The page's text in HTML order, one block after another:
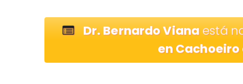
Dr. Bernardo Vianaestá
en